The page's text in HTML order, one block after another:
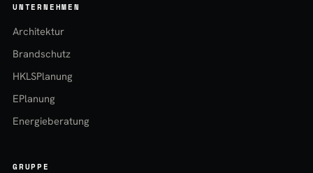
UNTERNEHMEN
Architektur
Brandschutz
HKLSPlanung
EPlanung
Energieberatung
GRUPPE